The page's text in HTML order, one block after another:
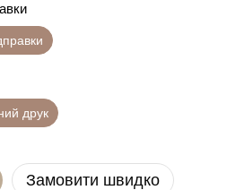
друк
Замовити швидко